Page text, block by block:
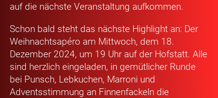
auf die nächste Veranstaltung aufkommen.
Schon bald steht das nächste Highlight an: Der
Weihnachtsapéro am Mittwoch, dem 18.
Dezember 2024, um 19 Uhr auf der Hofstatt. Alle
sind herzlich eingeladen, in gemütlicher Runde
bei Punsch, Lebkuchen, Marroni und
Adventsstimmung an Finnenfackeln die